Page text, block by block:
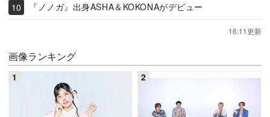
『ノノガ』出身ASHA＆KOKONAがデビュー
16:11更新
画像ランキング